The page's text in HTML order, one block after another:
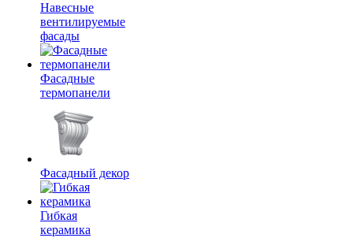
Навесные
вентилируемые
фасады
Фасадные
термопанели
Фасадный декор
Гибкая
керамика